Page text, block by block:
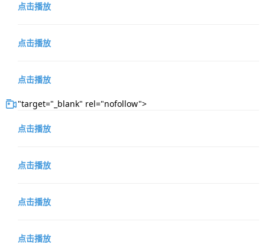
点击播放
点击播放
点击播放
"target="_blank" rel="nofollow">
点击播放
点击播放
点击播放
点击播放